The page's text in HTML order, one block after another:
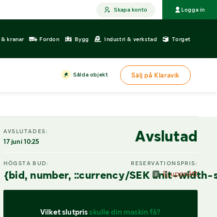
Skapa konto Logga in
kranar Fordon Bygg Industri & verkstad Torget
Sålda objekt Sälj på Klaravik
AVSLUTADES:
17 juni 10:25 Avslutad
HÖGSTA BUD:
{bid, number, ::currency/SEK unit-
RESERVATIONSPRIS:
Ej uppnått
Vilket slutpris skulle din maskin få?